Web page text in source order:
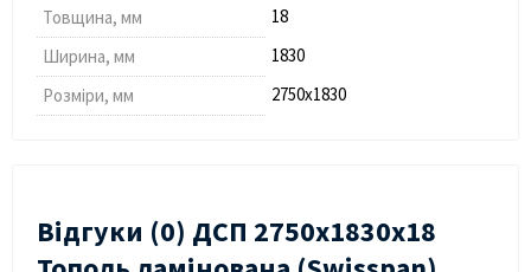
Товщина, мм
18
Ширина, мм
1830
Розміри, мм
2750х1830
Відгуки (0) ДСП 2750х1830х18